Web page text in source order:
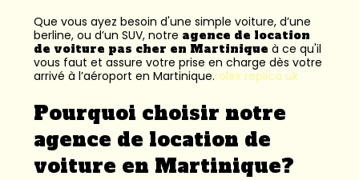
Que vous ayez besoin d'une simple voiture, d’une
berline, ou d’un SUV, notre agence de location
de voiture pas cher en Martinique à ce qu'il
vous faut et assure votre prise en charge dès votre
arrivé à l’aéroport en Martinique.rolex replica uk
Pourquoi choisir notre
agence de location de
voiture en Martinique?